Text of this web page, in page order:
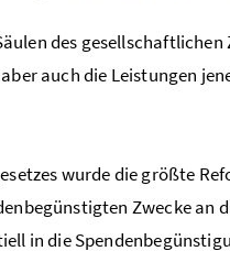
des
auch die Leistungen
wurde die größte
Zwecke
in die